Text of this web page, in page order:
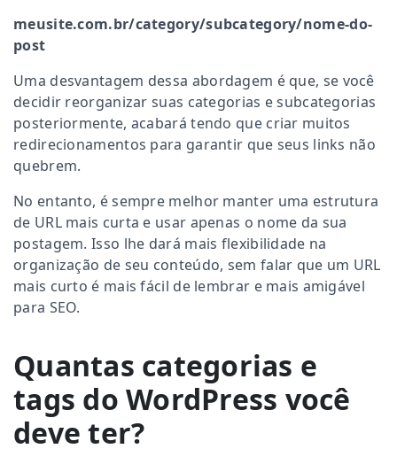
meusite.com.br/category/subcategory/nome-do-
post
Uma desvantagem dessa abordagem é que, se você
decidir reorganizar suas categorias e subcategorias
posteriormente, acabará tendo que criar muitos
redirecionamentos para garantir que seus links não
quebrem.
No entanto, é sempre melhor manter uma estrutura
de URL mais curta e usar apenas o nome da sua
postagem. Isso lhe dará mais flexibilidade na
organização de seu conteúdo, sem falar que um URL
mais curto é mais fácil de lembrar e mais amigável
para SEO.
Quantas categorias e
tags do WordPress você
deve ter?